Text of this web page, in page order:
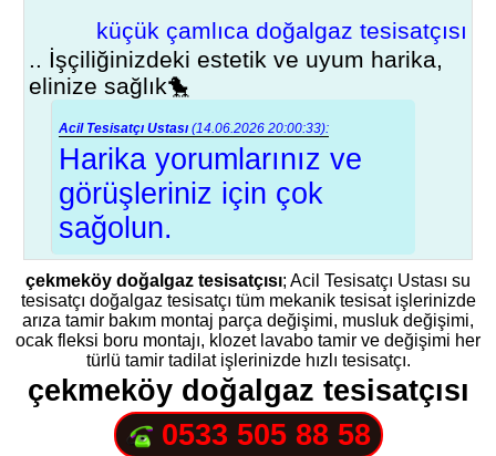
küçük çamlıca doğalgaz tesisatçısı
.. İşçiliğinizdeki estetik ve uyum harika,
elinize sağlık🐤
Acil Tesisatçı Ustası (14.06.2026 20:00:33):
Harika yorumlarınız ve
görüşleriniz için çok
sağolun.
çekmeköy doğalgaz tesisatçısı; Acil Tesisatçı Ustası su
tesisatçı doğalgaz tesisatçı tüm mekanik tesisat işlerinizde
arıza tamir bakım montaj parça değişimi, musluk değişimi,
ocak fleksi boru montajı, klozet lavabo tamir ve değişimi her
türlü tamir tadilat işlerinizde hızlı tesisatçı.
çekmeköy doğalgaz tesisatçısı
0533 505 88 58